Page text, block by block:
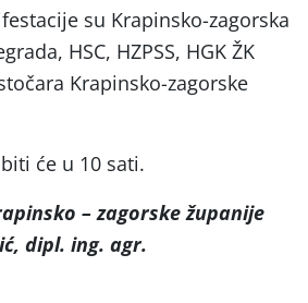
su Krapinsko-zagorska
HSC, HZPSS, HGK ŽK
Krapinsko-zagorske
će u 10 sati.
– zagorske županije
dipl. ing. agr.